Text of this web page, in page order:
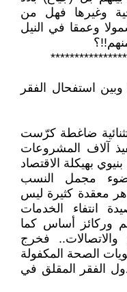
وغيرها فهل من
وعمقا في النيل
استفحال الفقر
ضاغطة كرّست
آلاف المشروعات
بهيكلة الاقتصاد
ضوء مجمل النسب
معقدة كثيرة ليس
انتفاء الخدمات
وركائز أساس كما
والاتصالات.. فخرج
الصحة المكفولة
الفقر المقلق في